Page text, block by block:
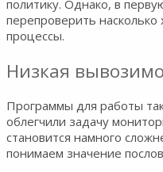
политику. Однако, в
перепроверить
процессы.
Низкая
Программы для работы
облегчили задачу
становится намного
понимаем значение